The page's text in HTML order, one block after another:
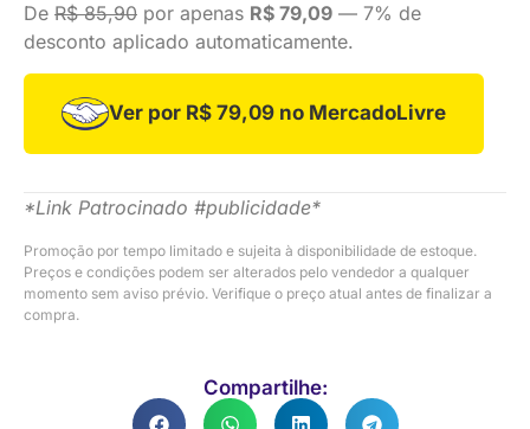
De R$ 85,90 por apenas R$ 79,09 — 7% de
desconto aplicado automaticamente.
Ver por R$ 79,09 no MercadoLivre
*Link Patrocinado #publicidade*
Promoção por tempo limitado e sujeita à disponibilidade de estoque.
Preços e condições podem ser alterados pelo vendedor a qualquer
momento sem aviso prévio. Verifique o preço atual antes de finalizar a
compra.
Compartilhe: